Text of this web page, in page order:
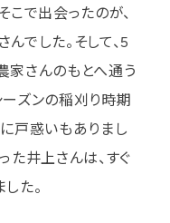
こで出会ったのが、
でした。そして、5
家さんのもとへ通う
ズンの稲刈り時期
戸惑いもありまし
た井上さんは、すぐ
た。